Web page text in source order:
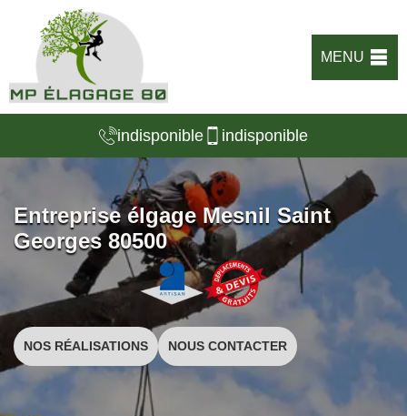
MENU
indisponible indisponible
Entreprise élgage Mesnil Saint
Georges 80500
NOS RÉALISATIONS NOUS CONTACTER